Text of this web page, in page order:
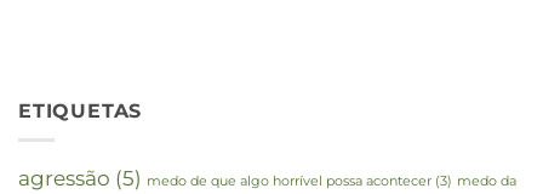
ETIQUETAS
agressão (5) medo de que algo horrível possa acontecer (3) medo da